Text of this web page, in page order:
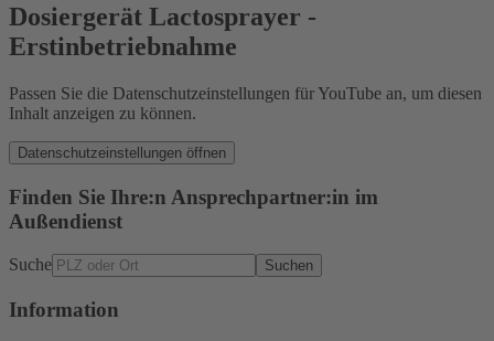
Dosiergerät Lactosprayer -
Erstinbetriebnahme
Passen Sie die Datenschutzeinstellungen für YouTube an, um diesen
Inhalt anzeigen zu können.
Datenschutzeinstellungen öffnen
Finden Sie Ihre:n Ansprechpartner:in im
Außendienst
Suche Suchen
Information